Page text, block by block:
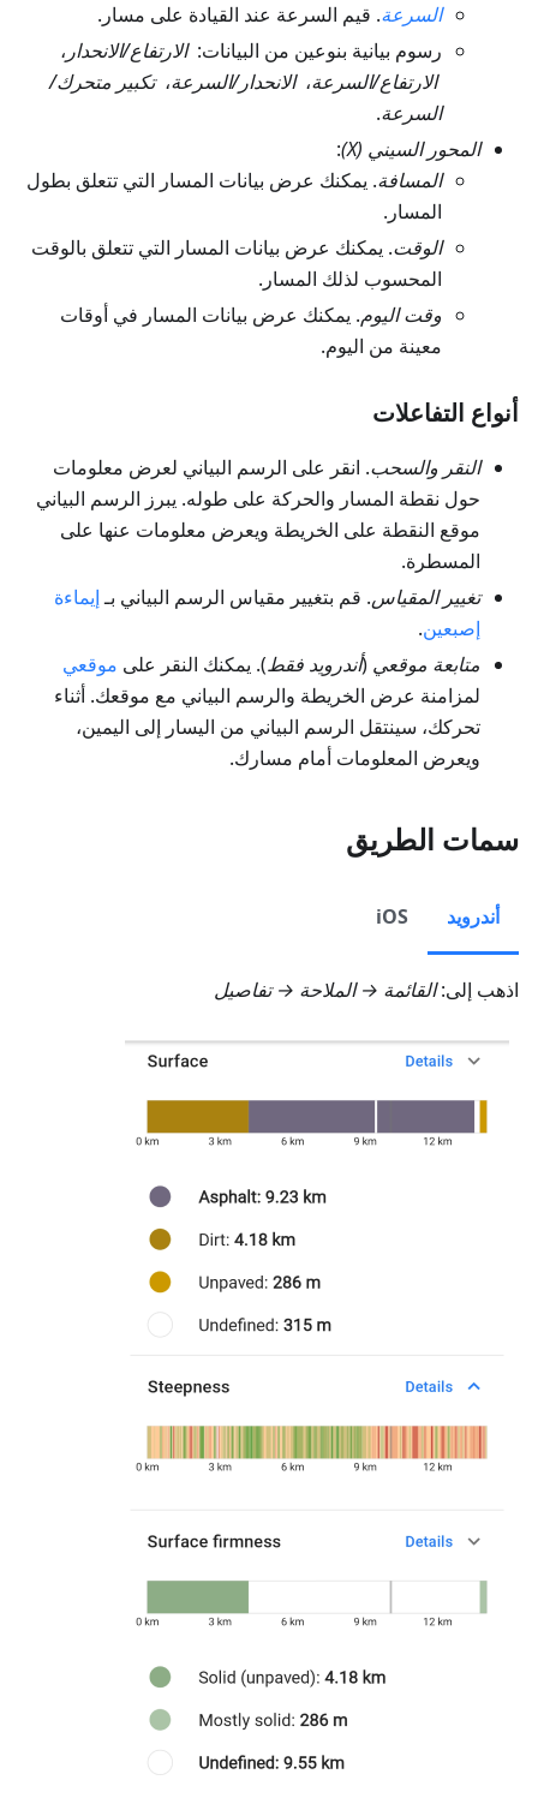
السرعة. قيم السرعة عند القيادة على مسار.
رسوم بيانية بنوعين من البيانات:الارتفاع/الانحدار ،
الارتفاع/السرعة،الانحدار/السرعة،تكبير متحرك/
السرعة.
المحور السيني (X)
:
المسافة. يمكنك عرض بيانات المسار التي تتعلق بطول
المسار.
الوقت. يمكنك عرض بيانات المسار التي تتعلق بالوقت
المحسوب لذلك المسار.
وقت اليوم. يمكنك عرض بيانات المسار في أوقات
معينة من اليوم.
أنواع التفاعلات
النقر والسحب. انقر على الرسم البياني لعرض معلومات
حول نقطة المسار والحركة على طوله. يبرز الرسم البياني
موقع النقطة على الخريطة ويعرض معلومات عنها على
المسطرة.
تغيير المقياس. قم بتغيير مقياس الرسم البياني بـإيماءة
إصبعين.
متابعة موقعي (أندرويد فقط). يمكنك النقر على موقعي
لمزامنة عرض الخريطة والرسم البياني مع موقعك. أثناء
تحركك، سينتقل الرسم البياني من اليسار إلى اليمين،
ويعرض المعلومات أمام مسارك.
سمات الطريق
أندرويد iOS
اذهب إلى:القائمة → الملاحة → تفاصيل